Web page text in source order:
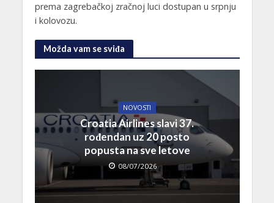
prema zagrebačkoj zračnoj luci dostupan u srpnju
i kolovozu.
Možda vam se sviđa
NOVOSTI
Croatia Airlines slavi 37.
rođendan uz 20 posto
popusta na sve letove
08/07/2026